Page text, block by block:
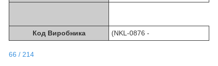
Код Виробника (NKL-0876 -
66 / 214